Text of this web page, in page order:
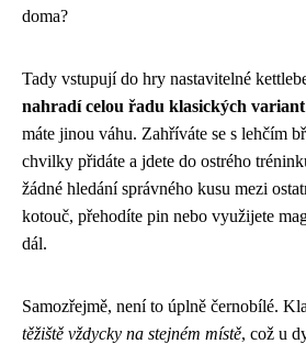
doma?
Tady vstupují do hry nastavitelné
nahradí celou řadu klasických variant
máte jinou váhu. Zahříváte se s lehčím
chvilky přidáte a jdete do ostrého
žádné hledání správného kusu mezi
kotouč, přehodíte pin nebo využijete
dál.
Samozřejmě, není to úplně černobílé.
těžiště vždycky na stejném místě, což u